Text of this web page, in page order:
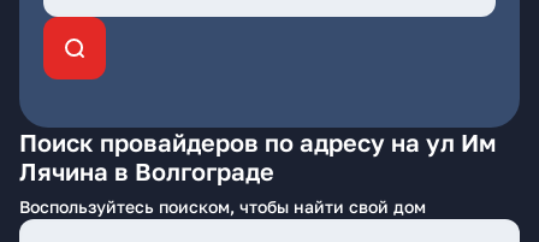
Поиск провайдеров по адресу на ул Им
Лячина в Волгограде
Воспользуйтесь поиском, чтобы найти свой дом